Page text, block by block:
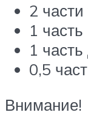
2
1 часть
1
0,5
Внимание!